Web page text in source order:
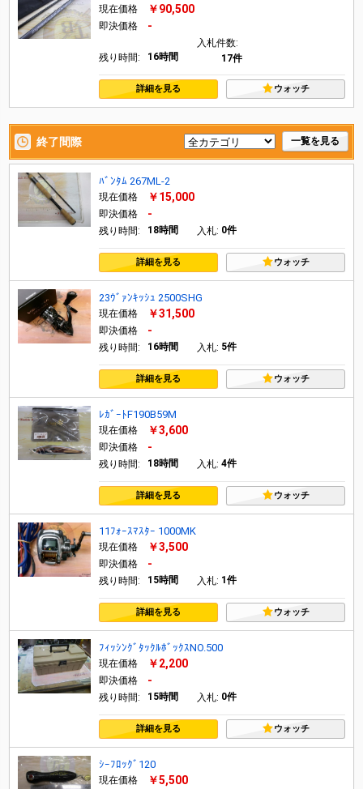
現在価格 ￥90,500
即決価格 -
残り時間: 16時間
入札件数:
17件
詳細を見る ウォッチ
終了間際 一覧を見る
ﾊﾞﾝﾀﾑ 267ML-2
現在価格 ￥15,000
即決価格 -
残り時間: 18時間 入札: 0件
詳細を見る ウォッチ
23ｳﾞｧﾝｷｯｼｭ 2500SHG
現在価格 ￥31,500
即決価格 -
残り時間: 16時間 入札: 5件
詳細を見る ウォッチ
ﾚｶﾞｰﾄF190B59M
現在価格 ￥3,600
即決価格 -
残り時間: 18時間 入札: 4件
詳細を見る ウォッチ
11ﾌｫｰｽﾏｽﾀｰ 1000MK
現在価格 ￥3,500
即決価格 -
残り時間: 15時間 入札: 1件
詳細を見る ウォッチ
ﾌｨｯｼﾝｸﾞﾀｯｸﾙﾎﾞｯｸｽNO.500
現在価格 ￥2,200
即決価格 -
残り時間: 15時間 入札: 0件
詳細を見る ウォッチ
ｼｰﾌﾛｯｸﾞ120
現在価格 ￥5,500